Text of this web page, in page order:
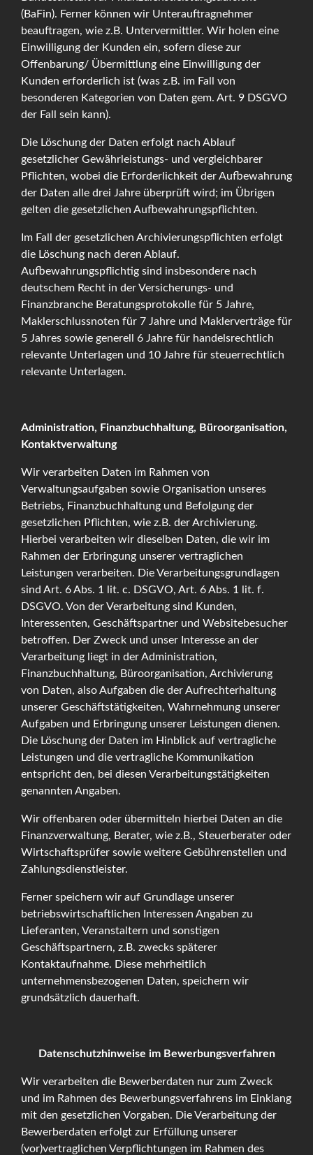
(BaFin). Ferner können wir Unterauftragnehmer
beauftragen, wie z.B. Untervermittler. Wir holen eine
Einwilligung der Kunden ein, sofern diese zur
Offenbarung/ Übermittlung eine Einwilligung der
Kunden erforderlich ist (was z.B. im Fall von
besonderen Kategorien von Daten gem. Art. 9 DSGVO
der Fall sein kann).
Die Löschung der Daten erfolgt nach Ablauf
gesetzlicher Gewährleistungs- und vergleichbarer
Pflichten, wobei die Erforderlichkeit der Aufbewahrung
der Daten alle drei Jahre überprüft wird; im Übrigen
gelten die gesetzlichen Aufbewahrungspflichten.
Im Fall der gesetzlichen Archivierungspflichten erfolgt
die Löschung nach deren Ablauf.
Aufbewahrungspflichtig sind insbesondere nach
deutschem Recht in der Versicherungs- und
Finanzbranche Beratungsprotokolle für 5 Jahre,
Maklerschlussnoten für 7 Jahre und Maklerverträge für
5 Jahres sowie generell 6 Jahre für handelsrechtlich
relevante Unterlagen und 10 Jahre für steuerrechtlich
relevante Unterlagen.
Administration, Finanzbuchhaltung, Büroorganisation,
Kontaktverwaltung
Wir verarbeiten Daten im Rahmen von
Verwaltungsaufgaben sowie Organisation unseres
Betriebs, Finanzbuchhaltung und Befolgung der
gesetzlichen Pflichten, wie z.B. der Archivierung.
Hierbei verarbeiten wir dieselben Daten, die wir im
Rahmen der Erbringung unserer vertraglichen
Leistungen verarbeiten. Die Verarbeitungsgrundlagen
sind Art. 6 Abs. 1 lit. c. DSGVO, Art. 6 Abs. 1 lit. f.
DSGVO. Von der Verarbeitung sind Kunden,
Interessenten, Geschäftspartner und Websitebesucher
betroffen. Der Zweck und unser Interesse an der
Verarbeitung liegt in der Administration,
Finanzbuchhaltung, Büroorganisation, Archivierung
von Daten, also Aufgaben die der Aufrechterhaltung
unserer Geschäftstätigkeiten, Wahrnehmung unserer
Aufgaben und Erbringung unserer Leistungen dienen.
Die Löschung der Daten im Hinblick auf vertragliche
Leistungen und die vertragliche Kommunikation
entspricht den, bei diesen Verarbeitungstätigkeiten
genannten Angaben.
Wir offenbaren oder übermitteln hierbei Daten an die
Finanzverwaltung, Berater, wie z.B., Steuerberater oder
Wirtschaftsprüfer sowie weitere Gebührenstellen und
Zahlungsdienstleister.
Ferner speichern wir auf Grundlage unserer
betriebswirtschaftlichen Interessen Angaben zu
Lieferanten, Veranstaltern und sonstigen
Geschäftspartnern, z.B. zwecks späterer
Kontaktaufnahme. Diese mehrheitlich
unternehmensbezogenen Daten, speichern wir
grundsätzlich dauerhaft.
Datenschutzhinweise im Bewerbungsverfahren
Wir verarbeiten die Bewerberdaten nur zum Zweck
und im Rahmen des Bewerbungsverfahrens im Einklang
mit den gesetzlichen Vorgaben. Die Verarbeitung der
Bewerberdaten erfolgt zur Erfüllung unserer
(vor)vertraglichen Verpflichtungen im Rahmen des